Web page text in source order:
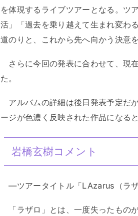
を体現するライブツアーとなる。ツ
活」「過去を乗り越えて生まれ変わ
道のりと、これから先へ向かう決意
さらに今回の発表に合わせて、現
た。
アルバムの詳細は後日発表予定だ
ージが色濃く反映された作品になると
岩橋玄樹コメント
―ツアータイトル「LAzarus（ラ
「ラザロ」とは、一度失ったもの